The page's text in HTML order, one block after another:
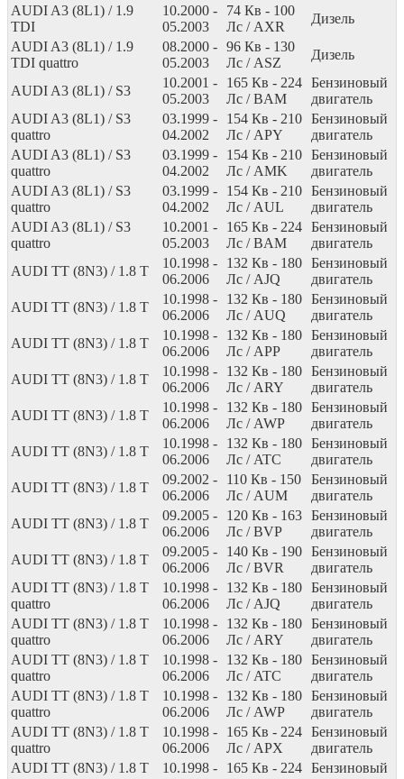
AUDI A3 (8L1) / 1.9
TDI
10.2000 -
05.2003
74 Кв - 100
Лс / AXR
Дизель
AUDI A3 (8L1) / 1.9
TDI quattro
08.2000 -
05.2003
96 Кв - 130
Лс / ASZ
Дизель
AUDI A3 (8L1) / S3
10.2001 -
05.2003
165 Кв - 224
Лс / BAM
Бензиновый
двигатель
AUDI A3 (8L1) / S3
quattro
03.1999 -
04.2002
154 Кв - 210
Лс / APY
Бензиновый
двигатель
AUDI A3 (8L1) / S3
quattro
03.1999 -
04.2002
154 Кв - 210
Лс / AMK
Бензиновый
двигатель
AUDI A3 (8L1) / S3
quattro
03.1999 -
04.2002
154 Кв - 210
Лс / AUL
Бензиновый
двигатель
AUDI A3 (8L1) / S3
quattro
10.2001 -
05.2003
165 Кв - 224
Лс / BAM
Бензиновый
двигатель
AUDI TT (8N3) / 1.8 T
10.1998 -
06.2006
132 Кв - 180
Лс / AJQ
Бензиновый
двигатель
AUDI TT (8N3) / 1.8 T
10.1998 -
06.2006
132 Кв - 180
Лс / AUQ
Бензиновый
двигатель
AUDI TT (8N3) / 1.8 T
10.1998 -
06.2006
132 Кв - 180
Лс / APP
Бензиновый
двигатель
AUDI TT (8N3) / 1.8 T
10.1998 -
06.2006
132 Кв - 180
Лс / ARY
Бензиновый
двигатель
AUDI TT (8N3) / 1.8 T
10.1998 -
06.2006
132 Кв - 180
Лс / AWP
Бензиновый
двигатель
AUDI TT (8N3) / 1.8 T
10.1998 -
06.2006
132 Кв - 180
Лс / ATC
Бензиновый
двигатель
AUDI TT (8N3) / 1.8 T
09.2002 -
06.2006
110 Кв - 150
Лс / AUM
Бензиновый
двигатель
AUDI TT (8N3) / 1.8 T
09.2005 -
06.2006
120 Кв - 163
Лс / BVP
Бензиновый
двигатель
AUDI TT (8N3) / 1.8 T
09.2005 -
06.2006
140 Кв - 190
Лс / BVR
Бензиновый
двигатель
AUDI TT (8N3) / 1.8 T
quattro
10.1998 -
06.2006
132 Кв - 180
Лс / AJQ
Бензиновый
двигатель
AUDI TT (8N3) / 1.8 T
quattro
10.1998 -
06.2006
132 Кв - 180
Лс / ARY
Бензиновый
двигатель
AUDI TT (8N3) / 1.8 T
quattro
10.1998 -
06.2006
132 Кв - 180
Лс / ATC
Бензиновый
двигатель
AUDI TT (8N3) / 1.8 T
quattro
10.1998 -
06.2006
132 Кв - 180
Лс / AWP
Бензиновый
двигатель
AUDI TT (8N3) / 1.8 T
quattro
10.1998 -
06.2006
165 Кв - 224
Лс / APX
Бензиновый
двигатель
AUDI TT (8N3) / 1.8 T
10.1998 -
165 Кв - 224 Бензиновый